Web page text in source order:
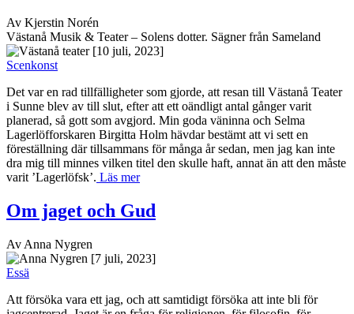
Av Kjerstin Norén
Västanå Musik & Teater – Solens dotter. Sägner från Sameland
[10 juli, 2023]
Scenkonst
Det var en rad tillfälligheter som gjorde, att resan till Västanå Teater
i Sunne blev av till slut, efter att ett oändligt antal gånger varit
planerad, så gott som avgjord. Min goda väninna och Selma
Lagerlöfforskaren Birgitta Holm hävdar bestämt att vi sett en
föreställning där tillsammans för många år sedan, men jag kan inte
dra mig till minnes vilken titel den skulle haft, annat än att den måste
varit ’Lagerlöfsk’. Läs mer
Om jaget och Gud
Av Anna Nygren
[7 juli, 2023]
Essä
Att försöka vara ett jag, och att samtidigt försöka att inte bli för